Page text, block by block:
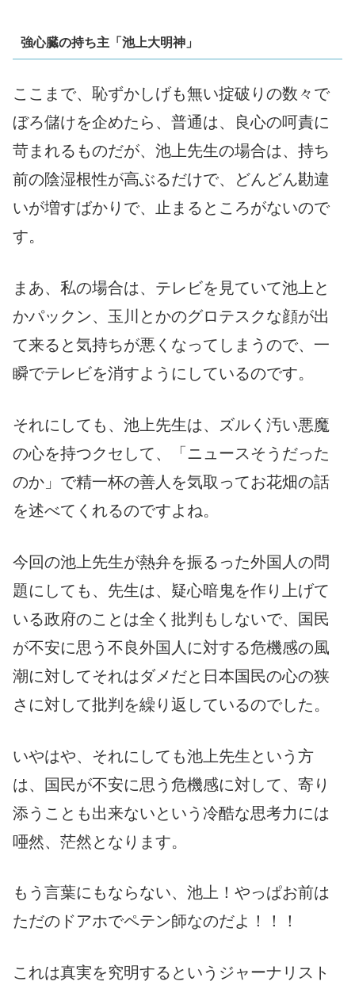
強心臓の持ち主「池上大明神」
ここまで、恥ずかしげも無い掟破りの数々で
ぼろ儲けを企めたら、普通は、良心の呵責に
苛まれるものだが、池上先生の場合は、持ち
前の陰湿根性が高ぶるだけで、どんどん勘違
いが増すばかりで、止まるところがないので
す。
まあ、私の場合は、テレビを見ていて池上と
かパックン、玉川とかのグロテスクな顔が出
て来ると気持ちが悪くなってしまうので、一
瞬でテレビを消すようにしているのです。
それにしても、池上先生は、ズルく汚い悪魔
の心を持つクセして、「ニュースそうだった
のか」で精一杯の善人を気取ってお花畑の話
を述べてくれるのですよね。
今回の池上先生が熱弁を振るった外国人の問
題にしても、先生は、疑心暗鬼を作り上げて
いる政府のことは全く批判もしないで、国民
が不安に思う不良外国人に対する危機感の風
潮に対してそれはダメだと日本国民の心の狭
さに対して批判を繰り返しているのでした。
いやはや、それにしても池上先生という方
は、国民が不安に思う危機感に対して、寄り
添うことも出来ないという冷酷な思考力には
唖然、茫然となります。
もう言葉にもならない、池上！やっぱお前は
ただのドアホでペテン師なのだよ！！！
これは真実を究明するというジャーナリスト